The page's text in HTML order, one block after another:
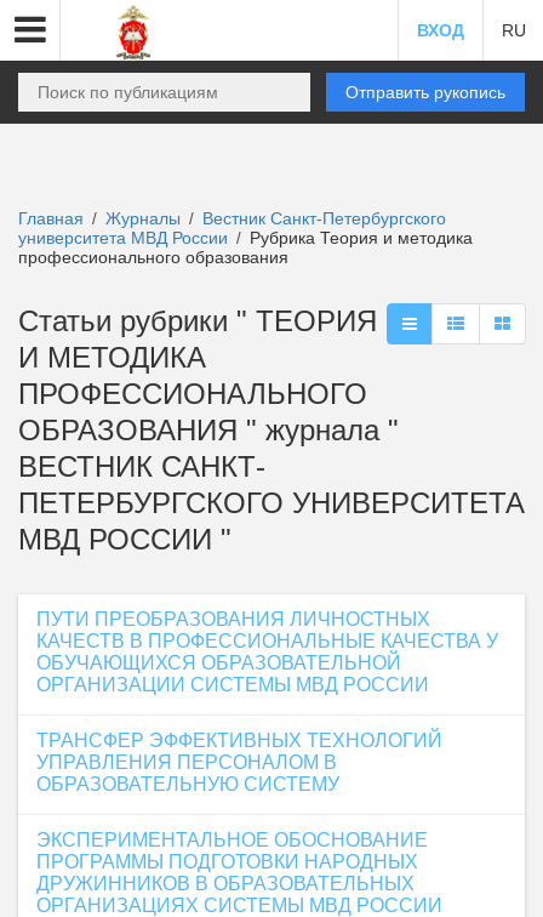
ВХОД RU
Отправить рукопись
Главная / Журналы / Вестник Санкт-Петербургского
университета МВД России / Рубрика Теория и методика
профессионального образования
Статьи рубрики " ТЕОРИЯ
И МЕТОДИКА
ПРОФЕССИОНАЛЬНОГО
ОБРАЗОВАНИЯ " журнала "
ВЕСТНИК САНКТ-
ПЕТЕРБУРГСКОГО УНИВЕРСИТЕТА
МВД РОССИИ "
ПУТИ ПРЕОБРАЗОВАНИЯ ЛИЧНОСТНЫХ
КАЧЕСТВ В ПРОФЕССИОНАЛЬНЫЕ КАЧЕСТВА У
ОБУЧАЮЩИХСЯ ОБРАЗОВАТЕЛЬНОЙ
ОРГАНИЗАЦИИ СИСТЕМЫ МВД РОССИИ
ТРАНСФЕР ЭФФЕКТИВНЫХ ТЕХНОЛОГИЙ
УПРАВЛЕНИЯ ПЕРСОНАЛОМ В
ОБРАЗОВАТЕЛЬНУЮ СИСТЕМУ
ЭКСПЕРИМЕНТАЛЬНОЕ ОБОСНОВАНИЕ
ПРОГРАММЫ ПОДГОТОВКИ НАРОДНЫХ
ДРУЖИННИКОВ В ОБРАЗОВАТЕЛЬНЫХ
ОРГАНИЗАЦИЯХ СИСТЕМЫ МВД РОССИИ